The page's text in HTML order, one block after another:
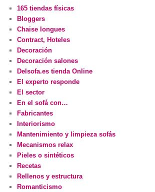
165 tiendas físicas
Bloggers
Chaise longues
Contract, Hoteles
Decoración
Decoración salones
Delsofa.es tienda Online
El experto responde
El sector
En el sofá con…
Fabricantes
Interiorismo
Mantenimiento y limpieza sofás
Mecanismos relax
Pieles o sintéticos
Recetas
Rellenos y estructura
Romanticismo